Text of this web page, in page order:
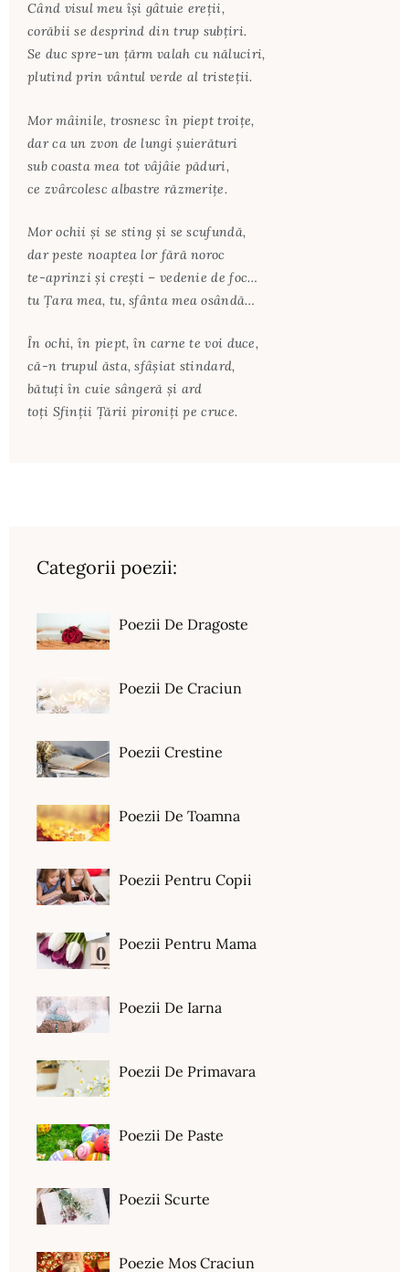
Când visul meu își gâtuie ereții,
corăbii se desprind din trup subțiri.
Se duc spre-un țărm valah cu năluciri,
plutind prin vântul verde al tristeții.
Mor mâinile, trosnesc în piept troițe,
dar ca un zvon de lungi șuierături
sub coasta mea tot vâjâie păduri,
ce zvârcolesc albastre răzmerițe.
Mor ochii și se sting și se scufundă,
dar peste noaptea lor fără noroc
te-aprinzi și crești – vedenie de foc…
tu Țara mea, tu, sfânta mea osândă…
În ochi, în piept, în carne te voi duce,
că-n trupul ăsta, sfâșiat stindard,
bătuți în cuie sângeră și ard
toți Sfinții Țării pironiți pe cruce.
Categorii poezii:
Poezii De Dragoste
Poezii De Craciun
Poezii Crestine
Poezii De Toamna
Poezii Pentru Copii
Poezii Pentru Mama
Poezii De Iarna
Poezii De Primavara
Poezii De Paste
Poezii Scurte
Poezie Mos Craciun